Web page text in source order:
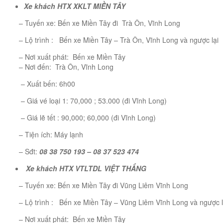
Xe khách HTX XKLT MIỀN TÂY
– Tuyến xe: Bến xe Miền Tây đi Trà Ôn, Vĩnh Long
– Lộ trình : Bến xe Miền Tây – Trà Ôn, Vĩnh Long và ngược lại
– Nơi xuất phát: Bến xe Miền Tây
– Nơi đến: Trà Ôn, Vĩnh Long
– Xuất bến: 6h00
– Giá vé loại 1: 70,000 ; 53.000 (đi Vĩnh Long)
– Giá lẽ tết : 90,000; 60,000 (đi Vĩnh Long)
– Tiện ích: Máy lạnh
– Sđt: 08 38 750 193 – 08 37 523 474
Xe khách HTX VTLTDL VIỆT THẮNG
– Tuyến xe: Bến xe Miền Tây đi Vũng Liêm Vĩnh Long
– Lộ trình : Bến xe Miền Tây – Vũng Liêm Vĩnh Long và ngược
– Nơi xuất phát: Bến xe Miền Tây